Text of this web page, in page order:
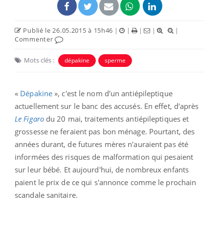
Publié le 26.05.2015 à 15h46 | | | |
|
Commenter
Mots clés : dépakine sperme
« Dépakine », c'est le nom d'un antiépileptique
actuellement sur le banc des accusés. En effet, d'après
Le Figarodu 20 mai, traitements antiépileptiques et
grossesse ne feraient pas bon ménage. Pourtant, des
années durant, de futures mères n'auraient pas été
informées des risques de malformation qui pesaient
sur leur bébé. Et aujourd'hui, de nombreux enfants
paient le prix de ce qui s'annonce comme le prochain
scandale sanitaire.